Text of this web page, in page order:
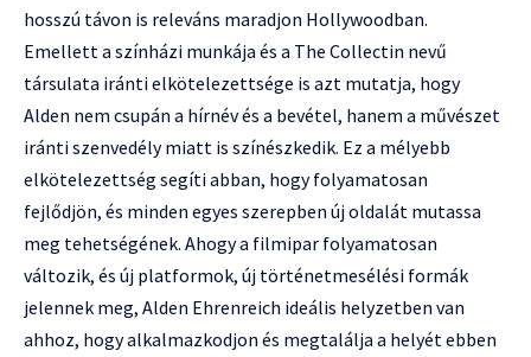
hosszú távon is releváns maradjon Hollywoodban.
Emellett a színházi munkája és a The Collectin nevű
társulata iránti elkötelezettsége is azt mutatja, hogy
Alden nem csupán a hírnév és a bevétel, hanem a művészet
iránti szenvedély miatt is színészkedik. Ez a mélyebb
elkötelezettség segíti abban, hogy folyamatosan
fejlődjön, és minden egyes szerepben új oldalát mutassa
meg tehetségének. Ahogy a filmipar folyamatosan
változik, és új platformok, új történetmesélési formák
jelennek meg, Alden Ehrenreich ideális helyzetben van
ahhoz, hogy alkalmazkodjon és megtalálja a helyét ebben